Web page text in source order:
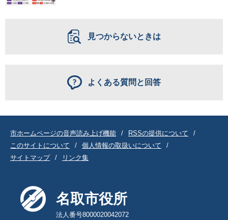
見つからないときは
よくある質問と回答
市ホームページの音声読み上げ機能
RSSの提供について
このサイトについて
個人情報の取扱いについて
サイトマップ
リンク集
名取市役所
法人番号8000020042072